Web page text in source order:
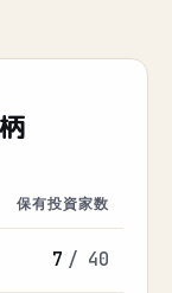
保有投資家数
7 / 40